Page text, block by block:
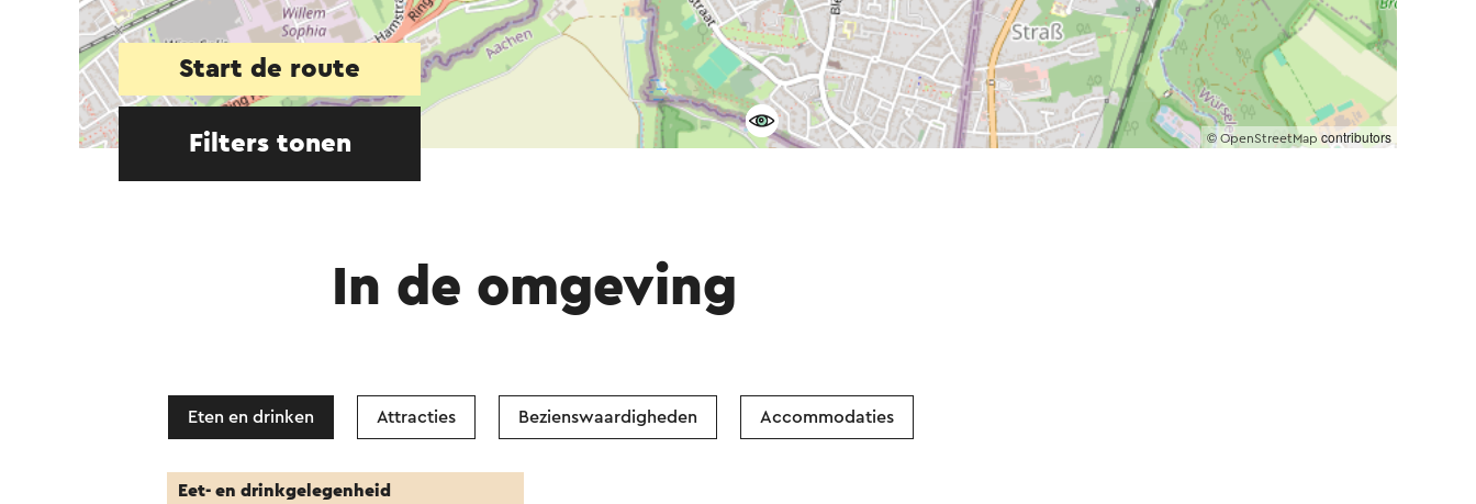
© OpenStreetMap contributors
Start de route
Filters tonen
In de omgeving
Eten en drinken Attracties Bezienswaardigheden Accommodaties
Eet- en drinkgelegenheid